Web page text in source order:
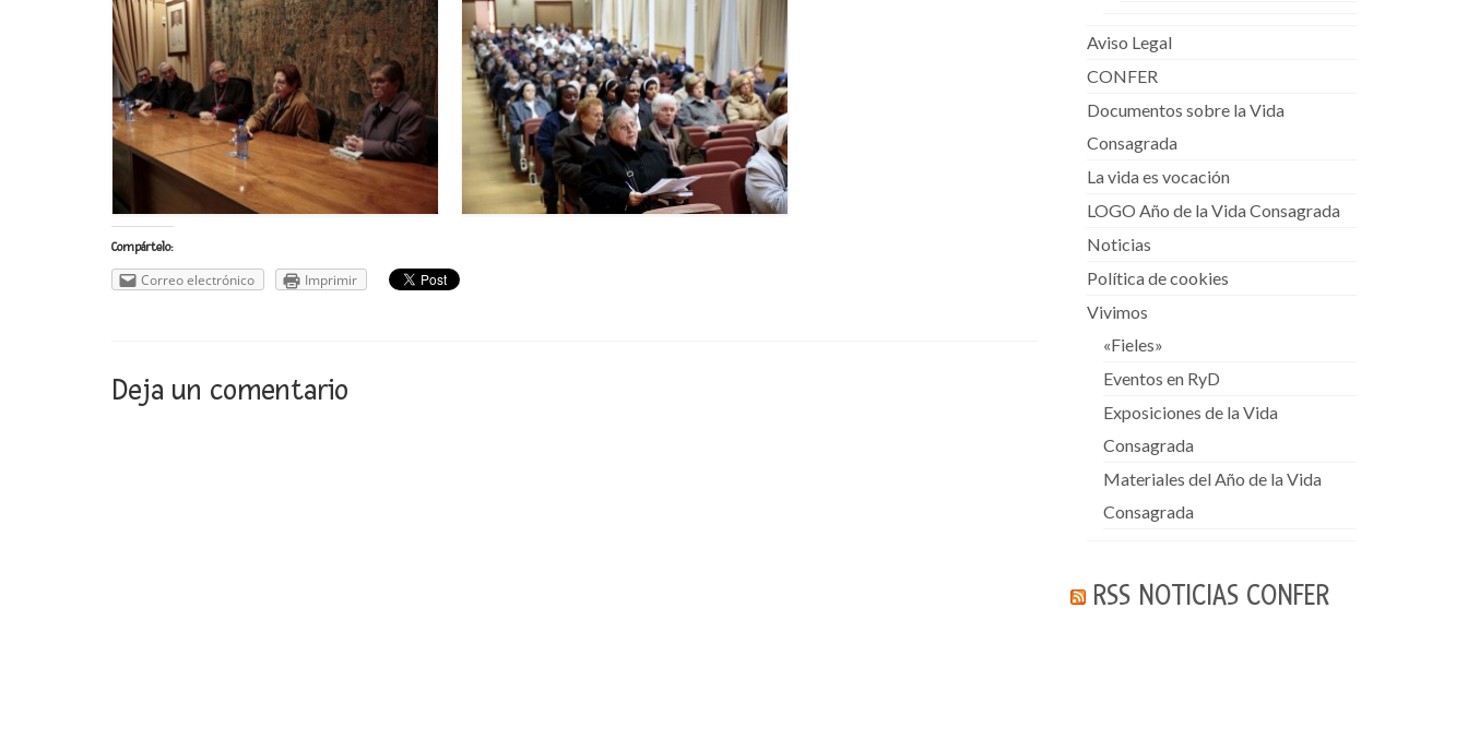
Compártelo:
Correo electrónico Imprimir
Deja un comentario
Aviso Legal
CONFER
Documentos sobre la Vida
Consagrada
La vida es vocación
LOGO Año de la Vida Consagrada
Noticias
Política de cookies
Vivimos
«Fieles»
Eventos en RyD
Exposiciones de la Vida
Consagrada
Materiales del Año de la Vida
Consagrada
RSS NOTICIAS CONFER